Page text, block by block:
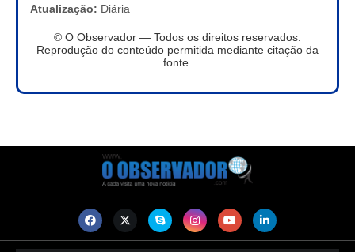
Atualização: Diária
© O Observador — Todos os direitos reservados.
Reprodução do conteúdo permitida mediante citação da
fonte.